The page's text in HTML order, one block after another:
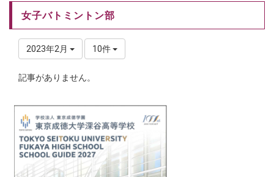
女子バトミントン部
2023年2月 10件
記事がありません。